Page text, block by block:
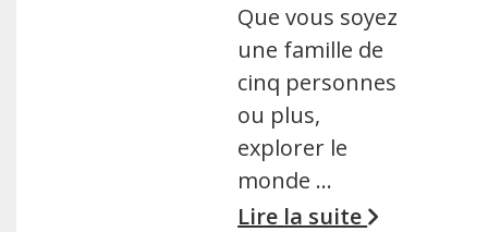
Que vous soyez
une famille de
cinq personnes
ou plus,
explorer le
monde …
Lire la suite